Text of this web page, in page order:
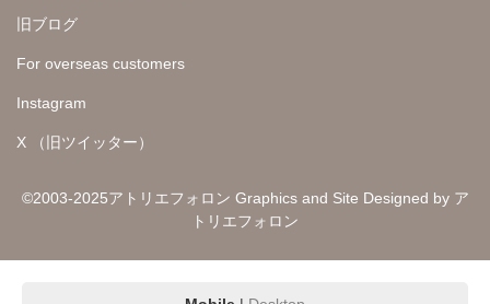
旧ブログ
For overseas customers
Instagram
X （旧ツイッター）
©2003-2025アトリエフォロン Graphics and Site Designed by ア
トリエフォロン